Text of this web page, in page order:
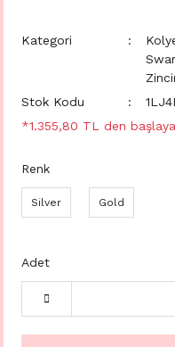
Kategori
Stok Kodu
*1.355,80 TL den
Renk
Silver Gold
Adet